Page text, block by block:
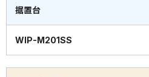
据置台
WIP-M201SS